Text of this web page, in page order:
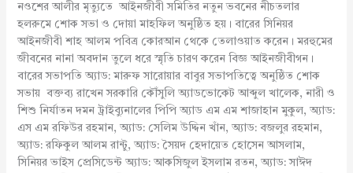
নওশের আলীর মৃত্যুতে আইনজীবী সমিতির নতুন ভবনের নীচতলার
হলরুমে শোক সভা ও দোয়া মাহফিল অনুষ্ঠিত হয়। বারের সিনিয়র
আইনজীবী শাহ আলম পবিত্র কোরআন থেকে তেলাওয়াত করেন। মরহুমের
জীবনের নানা অবদান তুলে ধরে স্মৃতি চারণ করেন বিজ্ঞ আইনজীবীগন।
বারের সভাপতি অ্যাড: মারুফ সারোয়ার বাবুর সভাপতিত্বে অনুষ্ঠিত শোক
সভায় বক্তব্য রাখেন সরকারি কৌঁসুলি অ্যাডভোকেট আব্দুল খালেক, নারী ও
শিশু নির্যাতন দমন ট্রাইব্যুনালের পিপি অ্যাড এম এম শাজাহান মুকুল, অ্যাড:
এস এম রফিউর রহমান, অ্যাড: সেলিম উদ্দিন খাঁন, অ্যাড: বজলুর রহমান,
অ্যাড: রফিকুল আলম রান্টু, অ্যাড: সৈয়দ হেদায়েত হোসেন আসলাম,
সিনিয়র ভাইস প্রেসিডেন্ট অ্যাড: আকসিজুল ইসলাম রতন, অ্যাড: সাঈদ